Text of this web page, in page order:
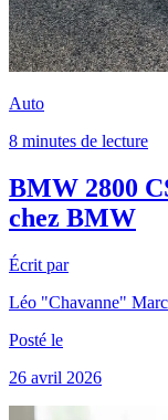
Auto
8 minutes de lecture
BMW 2800
chez BMW
Écrit par
Léo "Chavanne"
Posté le
26 avril 2026